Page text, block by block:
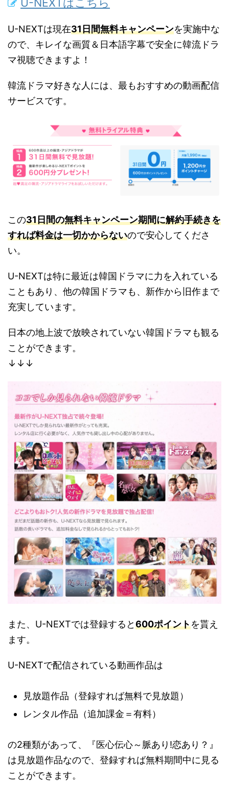
U-NEXTはこちら
U-NEXTは現在31日間無料キャンペーンを実施中な
ので、キレイな画質＆日本語字幕で安全に韓流ドラ
マ視聴できますよ！
韓流ドラマ好きな人には、最もおすすめの動画配信
サービスです。
この31日間の無料キャンペーン期間に解約手続きを
すれば料金は一切かからないので安心してくださ
い。
U-NEXTは特に最近は韓国ドラマに力を入れている
こともあり、他の韓国ドラマも、新作から旧作まで
充実しています。
日本の地上波で放映されていない韓国ドラマも観る
ことができます。
↓↓↓
また、U-NEXTでは登録すると600ポイントを貰え
ます。
U-NEXTで配信されている動画作品は
見放題作品（登録すれば無料で見放題）
レンタル作品（追加課金＝有料）
の2種類があって、『医心伝心～脈あり!恋あり？』
は見放題作品なので、登録すれば無料期間中に見る
ことができます。